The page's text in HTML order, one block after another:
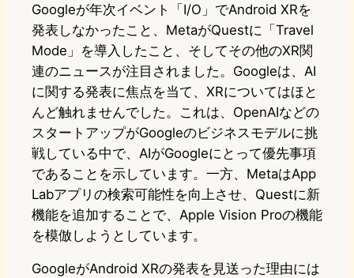
Googleが年次イベント「I/O」でAndroid XRを
発表しなかったこと、MetaがQuestに「Travel
Mode」を導入したこと、そしてその他のXR関
連のニュースが注目されました。Googleは、AI
に関する発表に焦点を当て、XRについてはほと
んど触れませんでした。これは、OpenAIなどの
スタートアップがGoogleのビジネスモデルに挑
戦している中で、AIがGoogleにとって優先事項
であることを示しています。一方、MetaはApp
Labアプリの検索可能性を向上させ、Questに新
機能を追加することで、Apple Vision Proの機能
を模倣しようとしています。
GoogleがAndroid XRの発表を見送った理由には